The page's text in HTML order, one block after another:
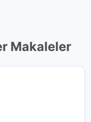
Makaleler